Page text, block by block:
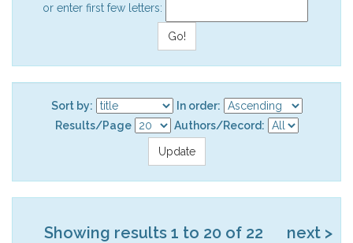
or enter first few letters:
Sort by:
In order:
Results/Page
Authors/Record:
Showing results 1 to 20 of 22 next >